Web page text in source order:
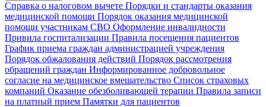
Справка о налоговом вычете Порядки и стандарты оказания
медицинской помощи Порядок оказания медицинской
помощи участникам СВО Оформление инвалидности
Привила госпитализации Правила посещения пациентов
График приема граждан администрацией учреждения
Порядок обжалования действий Порядок рассмотрения
обращений граждан Информированное добровольное
согласие на медицинское вмешательство Список страховых
компаний Оказание обезболивающей терапии Правила записи
на платный прием Памятки для пациентов